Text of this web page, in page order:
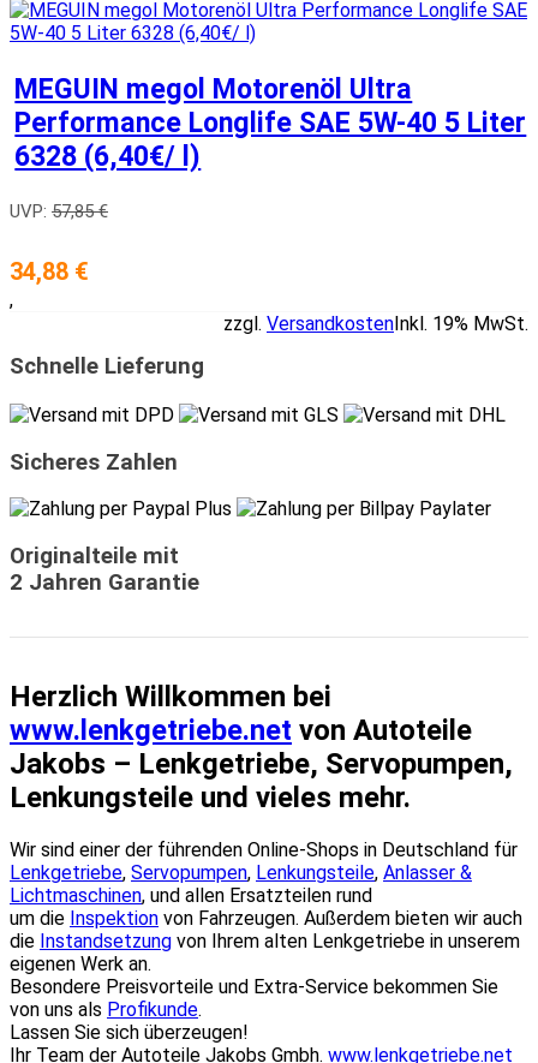
MEGUIN megol Motorenöl Ultra
Performance Longlife SAE 5W-40 5 Liter
6328 (6,40€/ l)
UVP: 57,85 €
34,88 €
Inkl. 19% MwSt.
,
zzgl. Versandkosten
Schnelle Lieferung
Sicheres Zahlen
Originalteile mit
2 Jahren Garantie
Herzlich Willkommen bei
www.lenkgetriebe.net von Autoteile
Jakobs – Lenkgetriebe, Servopumpen,
Lenkungsteile und vieles mehr.
Wir sind einer der führenden Online-Shops in Deutschland für
Lenkgetriebe, Servopumpen, Lenkungsteile, Anlasser &
Lichtmaschinen, und allen Ersatzteilen rund
um die Inspektion von Fahrzeugen. Außerdem bieten wir auch
die Instandsetzung von Ihrem alten Lenkgetriebe in unserem
eigenen Werk an.
Besondere Preisvorteile und Extra-Service bekommen Sie
von uns als Profikunde.
Lassen Sie sich überzeugen!
Ihr Team der Autoteile Jakobs Gmbh. www.lenkgetriebe.net